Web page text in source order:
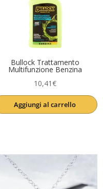
Bullock Trattamento
Multifunzione Benzina
10,41€
Aggiungi al carrello